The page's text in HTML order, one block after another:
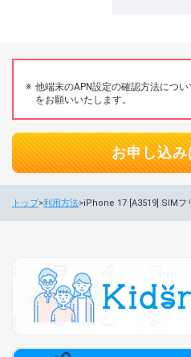
他端末のAPN設定の確認方法につい
をお願いいたします。
お申し込
トップ 利用方法 iPhone 17 [A3519] SIMフ